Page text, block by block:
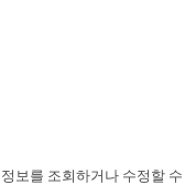
보를 조회하거나 수정할 수